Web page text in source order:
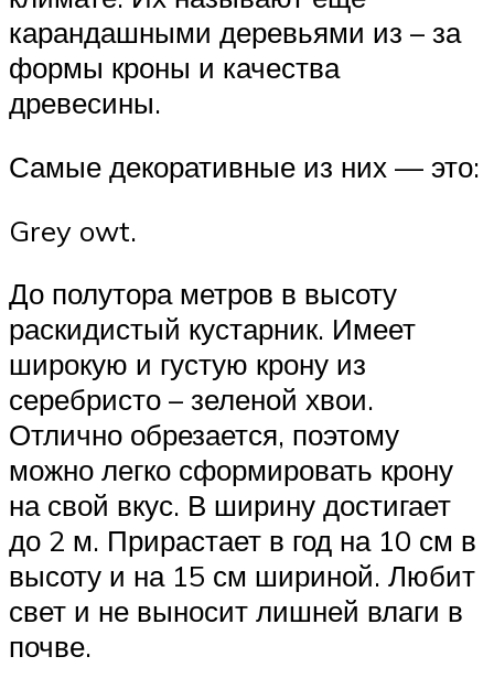
карандашными деревьями из – за
формы кроны и качества
древесины.
Самые декоративные из них — это:
Grey owt.
До полутора метров в высоту
раскидистый кустарник. Имеет
широкую и густую крону из
серебристо – зеленой хвои.
Отлично обрезается, поэтому
можно легко сформировать крону
на свой вкус. В ширину достигает
до 2 м. Прирастает в год на 10 см в
высоту и на 15 см шириной. Любит
свет и не выносит лишней влаги в
почве.